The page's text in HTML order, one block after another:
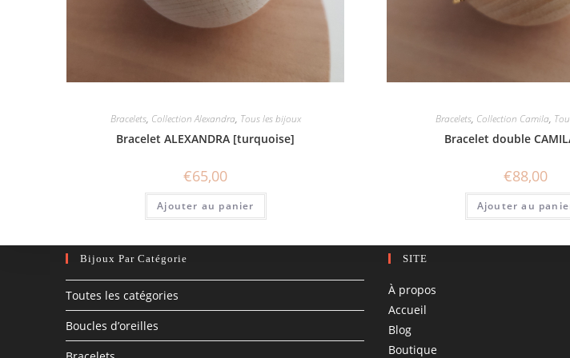
Bracelets, Collection Alexandra, Tous les bijoux
Bracelet ALEXANDRA [turquoise]
€65,00
Ajouter au panier
Bracelets, Collection Camila,
Bracelet double
€88,00
Ajouter au
Bijoux Par Catégorie
Toutes les catégories
Boucles d’oreilles
SITE
À propos
Accueil
Blog
Boutique